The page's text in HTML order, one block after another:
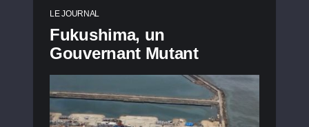
LE JOURNAL
Fukushima, un
Gouvernant Mutant